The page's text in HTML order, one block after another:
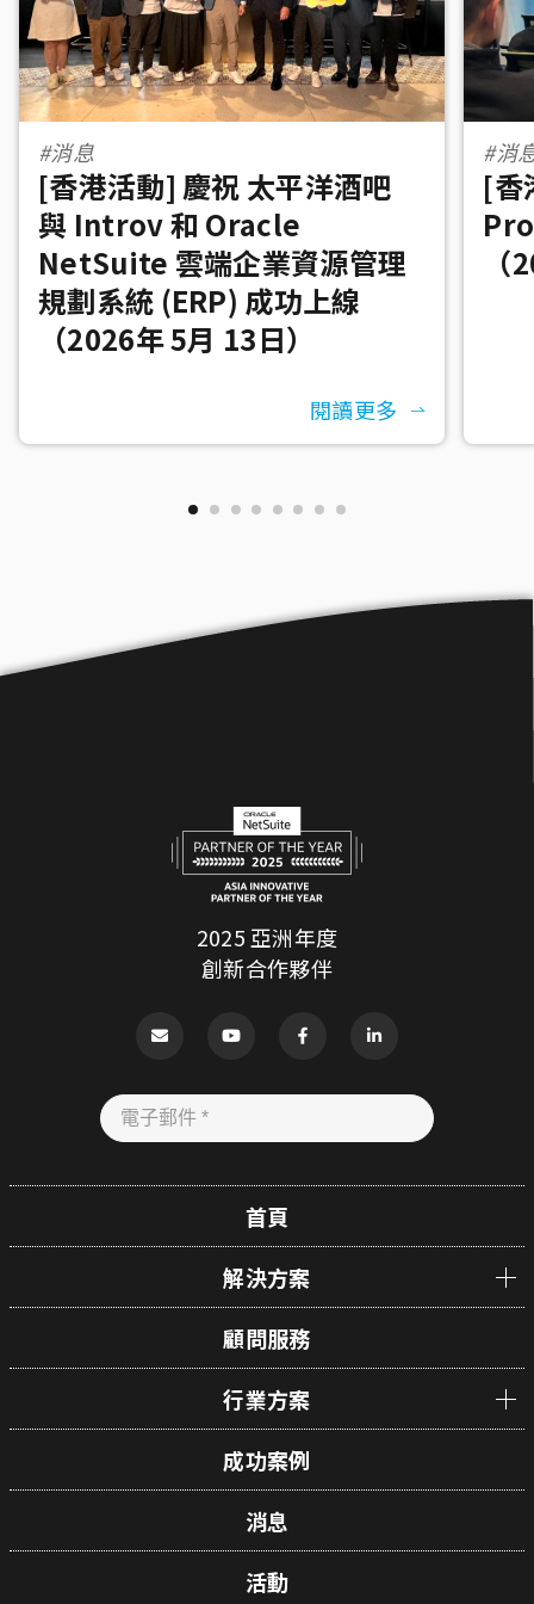
#消息
[香港活動] 慶祝 太平洋酒吧
與 Introv 和 Oracle
NetSuite 雲端企業資源管理
規劃系統 (ERP) 成功上線
（2026年 5月 13日）
閱讀更多
#消
[香
2025 亞洲年度
創新合作夥伴
首頁
解決方案
顧問服務
行業方案
成功案例
消息
活動